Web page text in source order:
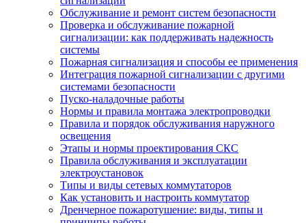
Обслуживание и ремонт систем безопасности
Проверка и обслуживание пожарной
сигнализации: как поддерживать надежность
системы
Пожарная сигнализация и способы ее применения
Интеграция пожарной сигнализации с другими
системами безопасности
Пуско-наладочные работы
Нормы и правила монтажа электропроводки
Правила и порядок обслуживания наружного
освещения
Этапы и нормы проектирования СКС
Правила обслуживания и эксплуатации
электроустановок
Типы и виды сетевых коммутаторов
Как установить и настроить коммутатор
Дренчерное пожаротушение: виды, типы и